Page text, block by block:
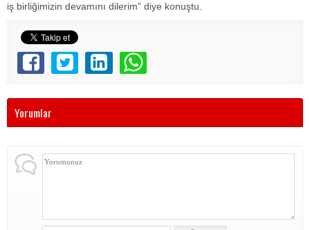
iş birliğimizin devamını dilerim” diye konuştu.
Yorumlar